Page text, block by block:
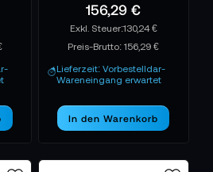
156,29 €
130,24 €
Preis-Brutto:156,29 €
Lieferzeit: Vorbestelldar-
Wareneingang erwartet
In den Warenkorb